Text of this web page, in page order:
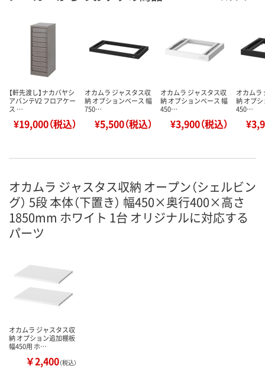
【軒先渡し】ナカバヤシ
アバンテV2 フロアケー
ス …
¥19,000（税込）
オカムラ ジャスタス収
納 オプションベース 幅
750…
¥5,500（税込）
オカムラ ジャスタス収
納 オプションベース 幅
450…
¥3,900（税込）
オカムラ
納 オプ
450…
オカムラ ジャスタス収納 オープン（シェルビン
グ） 5段 本体（下置き） 幅450×奥行400×高さ
1850mm ホワイト 1台 オリジナルに対応する
パーツ
オカムラ ジャスタス収
納 オプション追加棚板
幅450用 ホ…
￥2,400（税込）